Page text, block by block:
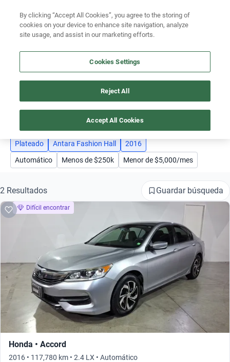
Ubicación
AUTOS 2016 ANTARA FASHION HALL PLATEADO
Busca por versión
Busca por año
Busca por marca
Busca por modelo
3
Plateado Antara Fashion Hall
2016
Automático
Menos de $250k Menor de $5,000/mes
2 Resultados Guardar búsqueda
Difícil encontrar
Honda • Accord
2016 • 117,780 km • 2.4 LX • Automático
By clicking “Accept All Cookies”, you agree to the storing of
cookies on your device to enhance site navigation, analyze
site usage, and assist in our marketing efforts.
Cookies Settings
Reject All
Accept All Cookies